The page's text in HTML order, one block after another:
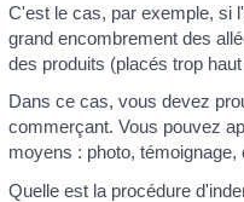
C'est le cas, par exemple, si
grand encombrement des
des produits (placés trop
Dans ce cas, vous devez
commerçant. Vous pouvez
moyens : photo, témoignage,
Quelle est la procédure